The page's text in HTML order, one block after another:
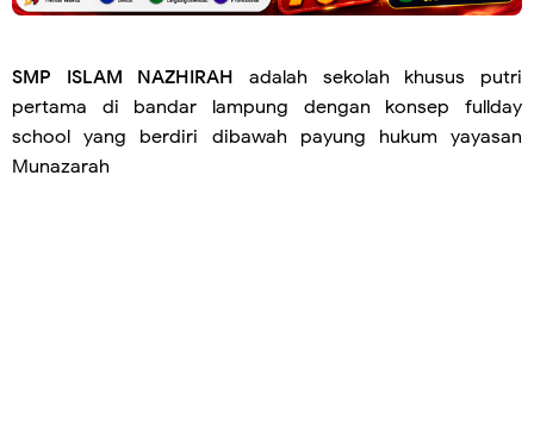
SMP ISLAM NAZHIRAH adalah sekolah khusus putri
pertama di bandar lampung dengan konsep fullday
school yang berdiri dibawah payung hukum yayasan
Munazarah